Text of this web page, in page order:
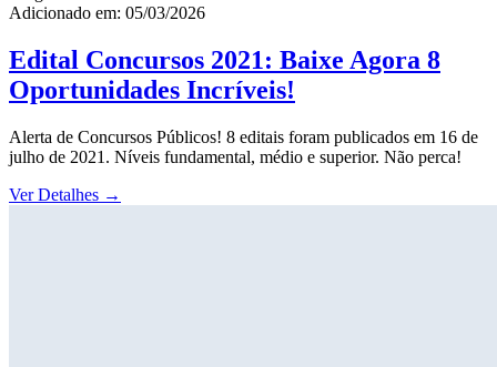
Adicionado em: 05/03/2026
Edital Concursos 2021: Baixe Agora 8
Oportunidades Incríveis!
Alerta de Concursos Públicos! 8 editais foram publicados em 16 de
julho de 2021. Níveis fundamental, médio e superior. Não perca!
Ver Detalhes →